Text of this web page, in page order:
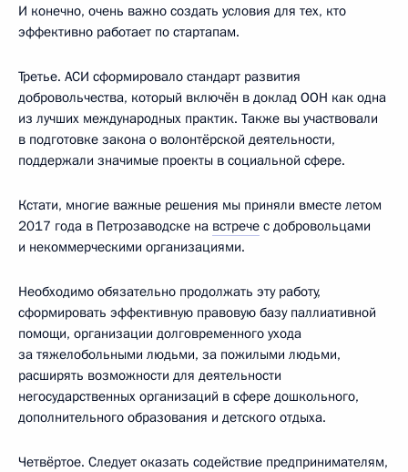
И конечно, очень важно создать условия для тех, кто
эффективно работает по стартапам.
Третье. АСИ сформировало стандарт развития
добровольчества, который включён в доклад ООН как одна
из лучших международных практик. Также вы участвовали
в подготовке закона о волонтёрской деятельности,
поддержали значимые проекты в социальной сфере.
Кстати, многие важные решения мы приняли вместе летом
2017 года в Петрозаводске на встрече с добровольцами
и некоммерческими организациями.
Необходимо обязательно продолжать эту работу,
сформировать эффективную правовую базу паллиативной
помощи, организации долговременного ухода
за тяжелобольными людьми, за пожилыми людьми,
расширять возможности для деятельности
негосударственных организаций в сфере дошкольного,
дополнительного образования и детского отдыха.
Четвёртое. Следует оказать содействие предпринимателям,